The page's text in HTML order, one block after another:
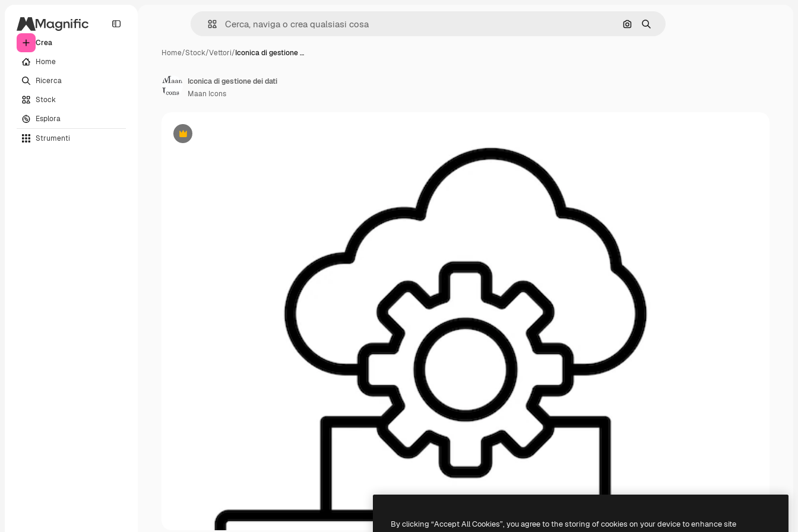
Crea
Home
Ricerca
Stock
Esplora
Strumenti
Cerca per immagine
Ricerca
Home/Stock/Vettori/Iconica di gestione …
Premium
Iconica di gestione dei dati
Maan Icons
By clicking “Accept All Cookies”, you agree to the storing of cookies on your device to enhance site